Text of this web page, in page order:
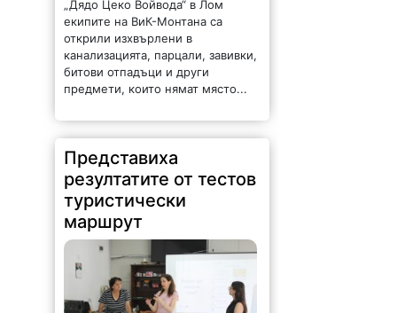
екипите на ВиК-Монтана са
открили изхвърлени в
канализацията, парцали, завивки,
битови отпадъци и други
предмети, които нямат място...
Представиха
резултатите от тестов
туристически
маршрут